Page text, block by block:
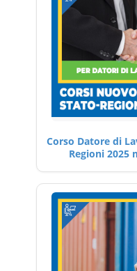
Corso Datore di
Regioni 2025